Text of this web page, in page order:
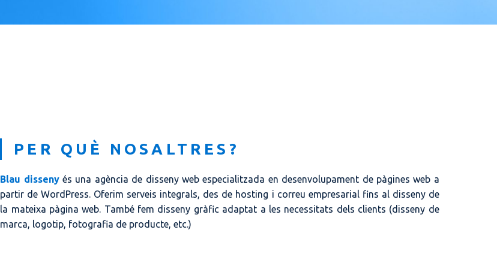
PER QUÈ NOSALTRES?
Blau disseny és una agència de disseny web especialitzada en desenvolupament de pàgines web a
partir de WordPress. Oferim serveis integrals, des de hosting i correu empresarial fins al disseny de
la mateixa pàgina web. També fem disseny gràfic adaptat a les necessitats dels clients (disseny de
marca, logotip, fotografia de producte, etc.)